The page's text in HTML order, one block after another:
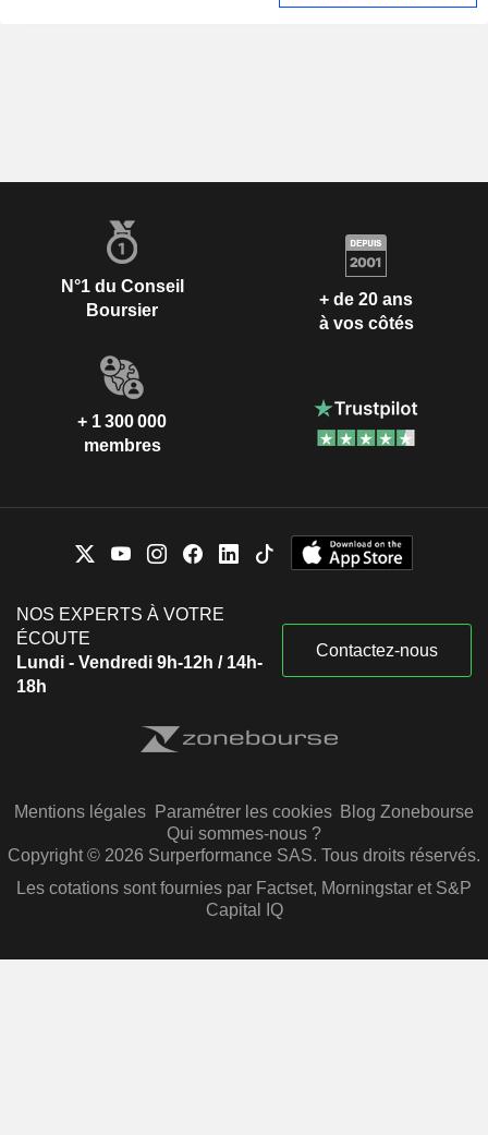
N°1 du Conseil
Boursier
+ de 20 ans
à vos côtés
+ 1 300 000
membres
NOS EXPERTS À VOTRE
ÉCOUTE
Lundi - Vendredi 9h-12h / 14h-
18h
Contactez-nous
Mentions légales Paramétrer les cookies Blog Zonebourse
Qui sommes-nous ?
Copyright © 2026 Surperformance SAS. Tous droits réservés.
Les cotations sont fournies par Factset, Morningstar et S&P
Capital IQ